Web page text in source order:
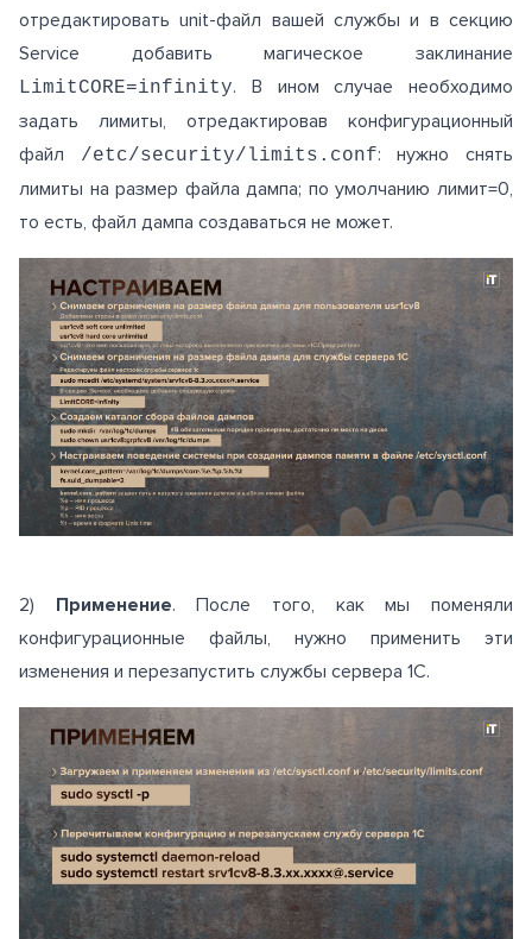
отредактировать unit-файл вашей службы и в секцию
Service добавить магическое заклинание
LimitCORE=infinity. В ином случае необходимо
задать лимиты, отредактировав конфигурационный
файл
/etc/security/limits.conf: нужно снять
лимиты на размер файла дампа; по умолчанию лимит=0,
то есть, файл дампа создаваться не может.
2) Применение. После того, как мы поменяли
конфигурационные файлы, нужно применить эти
изменения и перезапустить службы сервера 1С.